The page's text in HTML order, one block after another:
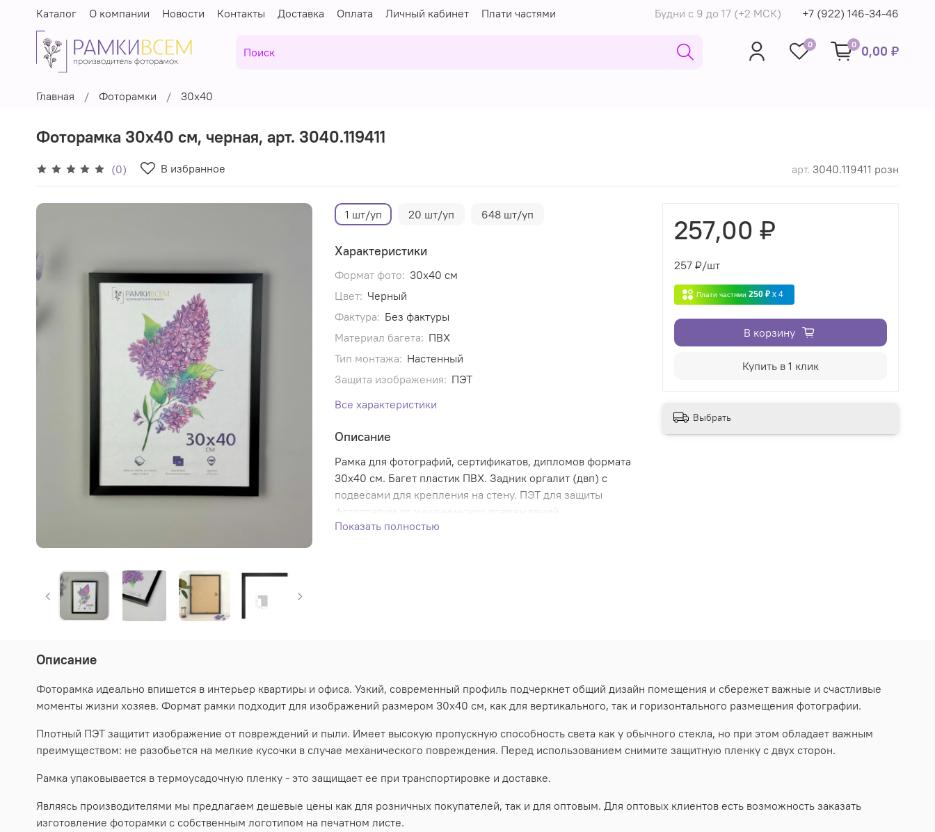
Каталог О компании Новости Контакты Доставка Оплата Личный кабинет Плати частями Будни с 9 до 17 (+2 МСК) +7 (922) 146-34-46
0 0 0,00 ₽
Главная Фоторамки 30х40
Фоторамка 30х40 см, черная, арт. 3040.119411
(0) В избранное арт. 3040.119411 розн
1 шт/уп 20 шт/уп 648 шт/уп
Характеристики
Формат фото: 30х40 см
Цвет: Черный
Фактура: Без фактуры
Материал багета: ПВХ
Тип монтажа: Настенный
Защита изображения: ПЭТ
Все характеристики
Описание
Рамка для фотографий, сертификатов, дипломов формата
30х40 см. Багет пластик ПВХ. Задник оргалит (двп) с
подвесами для крепления на стену. ПЭТ для защиты
фотографии от механических повреждений.
Показать полностью
257,00 ₽
257 ₽/шт
Плати частями 250 ₽ x 4
В корзину
Купить в 1 клик
Выбрать
Описание
Фоторамка идеально впишется в интерьер квартиры и офиса. Узкий, современный профиль подчеркнет общий дизайн помещения и сбережет важные и счастливые
моменты жизни хозяев. Формат рамки подходит для изображений размером 30х40 см, как для вертикального, так и горизонтального размещения фотографии.
Плотный ПЭТ защитит изображение от повреждений и пыли. Имеет высокую пропускную способность света как у обычного стекла, но при этом обладает важным
преимуществом: не разобьется на мелкие кусочки в случае механического повреждения. Перед использованием снимите защитную пленку с двух сторон.
Рамка упаковывается в термоусадочную пленку - это защищает ее при транспортировке и доставке.
Являясь производителями мы предлагаем дешевые цены как для розничных покупателей, так и для оптовым. Для оптовых клиентов есть возможность заказать
изготовление фоторамки с собственным логотипом на печатном листе.